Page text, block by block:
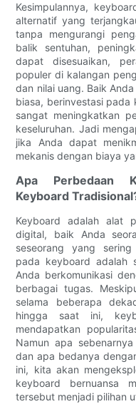
Kesimpulannya,
alternatif yang
tanpa mengurangi
balik sentuhan,
dapat disesuaikan,
populer di kalangan
dan nilai uang. Baik
biasa, berinvestasi pada
sangat meningkatkan
keseluruhan. Jadi
jika Anda dapat
mekanis dengan biaya
Apa Perbedaan
Keyboard
Keyboard adalah alat
digital, baik Anda
seseorang yang
pada keyboard adalah
Anda berkomunikasi
berbagai tugas.
selama beberapa
hingga saat ini,
mendapatkan
Namun apa
dan apa bedanya
ini, kita akan
keyboard bernuansa
tersebut menjadi pilihan